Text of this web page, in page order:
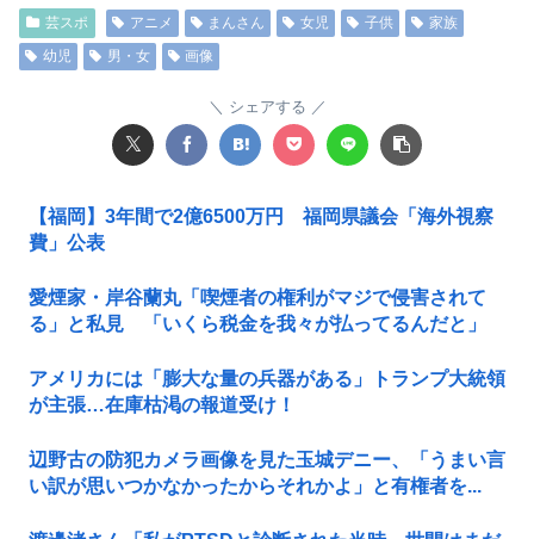
芸スポ アニメ まんさん 女児 子供
家族
幼児
男・女 画像
シェアする
【福岡】3年間で2億6500万円 福岡県議会「海外視察
費」公表
愛煙家・岸谷蘭丸「喫煙者の権利がマジで侵害されて
る」と私見 「いくら税金を我々が払ってるんだと」
アメリカには「膨大な量の兵器がある」トランプ大統領
が主張…在庫枯渇の報道受け！
辺野古の防犯カメラ画像を見た玉城デニー、「うまい言
い訳が思いつかなかったからそれかよ」と有権者を...